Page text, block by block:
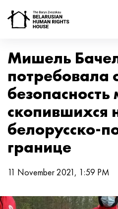
Мишель
потребовала
скопившихся
белорусско-
границе
11 November 2021, 1:59 PM